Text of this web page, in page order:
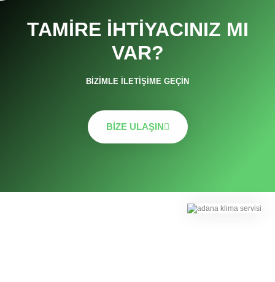
TAMIRE İHTIYACINIZ MI
VAR?
BIZIMLE İLETIŞIME GEÇIN
BIZE ULAŞIN